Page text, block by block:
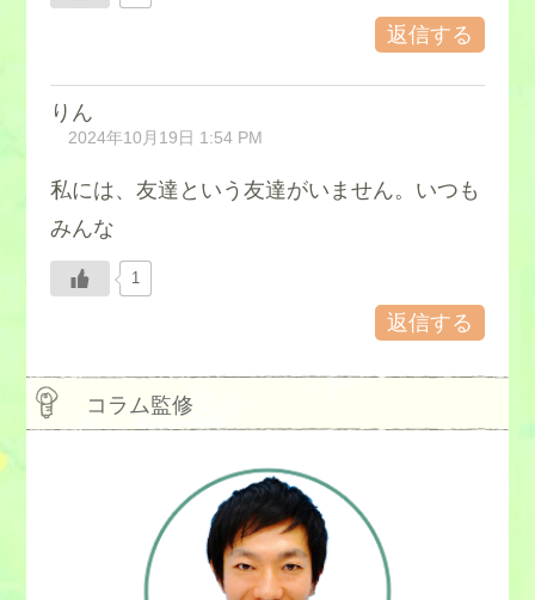
返信する
りん
2024年10月19日 1:54 PM
私には、友達という友達がいません。いつも
みんな
1
返信する
コラム監修